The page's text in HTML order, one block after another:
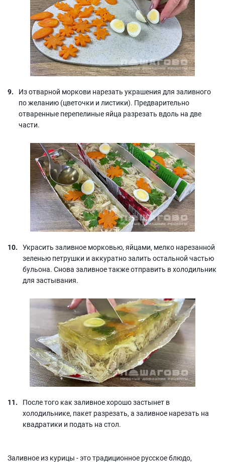
Из отварной моркови нарезать украшения для заливного
по желанию (цветочки и листики). Предварительно
отваренные перепелиные яйца разрезать вдоль на две
части.
Украсить заливное морковью, яйцами, мелко нарезанной
зеленью петрушки и аккуратно залить остальной частью
бульона. Снова заливное также отправить в холодильник
для застывания.
После того как заливное хорошо застынет в
холодильнике, пакет разрезать, а заливное нарезать на
квадратики и подать на стол.
Заливное из курицы - это традиционное русское блюдо,